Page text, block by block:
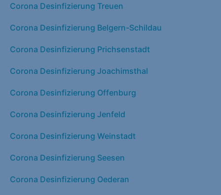
Corona Desinfizierung Treuen
Corona Desinfizierung Belgern-Schildau
Corona Desinfizierung Prichsenstadt
Corona Desinfizierung Joachimsthal
Corona Desinfizierung Offenburg
Corona Desinfizierung Jenfeld
Corona Desinfizierung Weinstadt
Corona Desinfizierung Seesen
Corona Desinfizierung Oederan